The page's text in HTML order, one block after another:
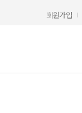
회원가입